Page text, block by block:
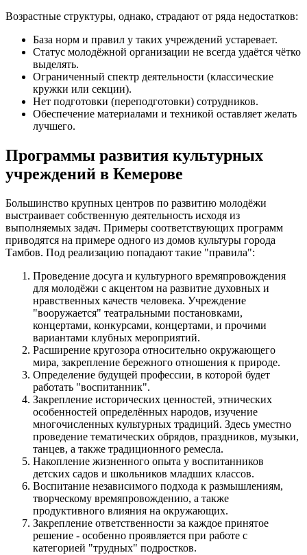
Возрастные структуры, однако, страдают от ряда недостатков:
База норм и правил у таких учреждений устаревает.
Статус молодёжной организации не всегда удаётся чётко
выделять.
Ограниченный спектр деятельности (классические
кружки или секции).
Нет подготовки (переподготовки) сотрудников.
Обеспечение материалами и техникой оставляет желать
лучшего.
Программы развития культурных
учреждений в Кемерове
Большинство крупных центров по развитию молодёжи
выстраивает собственную деятельность исходя из
выполняемых задач. Примеры соответствующих программ
приводятся на примере одного из домов культуры города
Тамбов. Под реализацию попадают такие "правила":
Проведение досуга и культурного времяпровождения
для молодёжи с акцентом на развитие духовных и
нравственных качеств человека. Учреждение
"вооружается" театральными постановками,
концертами, конкурсами, концертами, и прочими
вариантами клубных мероприятий.
Расширение кругозора относительно окружающего
мира, закрепление бережного отношения к природе.
Определение будущей профессии, в которой будет
работать "воспитанник".
Закрепление исторических ценностей, этнических
особенностей определённых народов, изучение
многочисленных культурных традиций. Здесь уместно
проведение тематических обрядов, праздников, музыки,
танцев, а также традиционного ремесла.
Накопление жизненного опыта у воспитанников
детских садов и школьников младших классов.
Воспитание независимого подхода к размышлениям,
творческому времяпровождению, а также
продуктивного влияния на окружающих.
Закрепление ответственности за каждое принятое
решение - особенно проявляется при работе с
категорией "трудных" подростков.